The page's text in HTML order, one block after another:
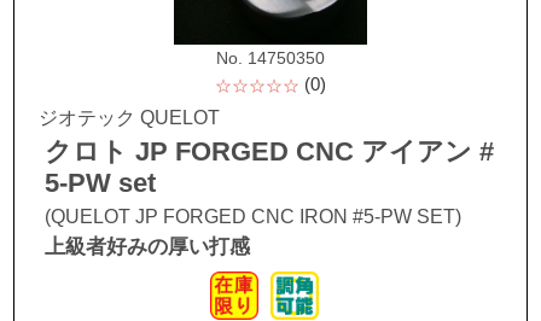
No. 14750350
☆☆☆☆☆ (0)
ジオテック QUELOT
クロト JP FORGED CNC アイアン #
5-PW set
(QUELOT JP FORGED CNC IRON #5-PW SET)
上級者好みの厚い打感